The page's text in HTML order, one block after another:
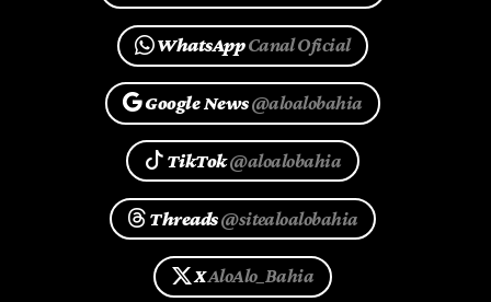
WhatsAppCanal Oficial
Google News@aloalobahia
TikTok@aloalobahia
Threads@sitealoalobahia
XAloAlo_Bahia